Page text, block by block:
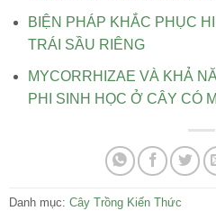
BIỆN PHÁP KHẮC PHỤC
TRÁI SẦU RIÊNG
MYCORRHIZAE VÀ KHẢ
PHI SINH HỌC Ở CÂY CÓ
Danh mục: Cây Trồng Kiến Thức